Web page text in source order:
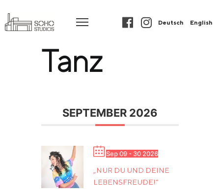
Deutsch English
Tanz
SEPTEMBER 2026
Sep 09 - 30 2026
„NUR DU UND DEINE
LEBENSFREUDE!“